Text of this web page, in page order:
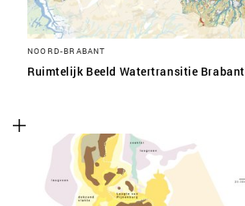
NOORD-BRABANT
Ruimtelijk Beeld Watertransitie Brabant